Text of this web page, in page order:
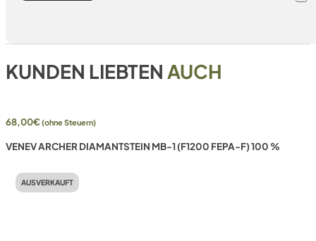
KUNDEN LIEBTEN AUCH
68,00€(ohne Steuern)
VENEV ARCHER DIAMANTSTEIN MB-1 (F1200 FEPA-F) 100 %
AUSVERKAUFT